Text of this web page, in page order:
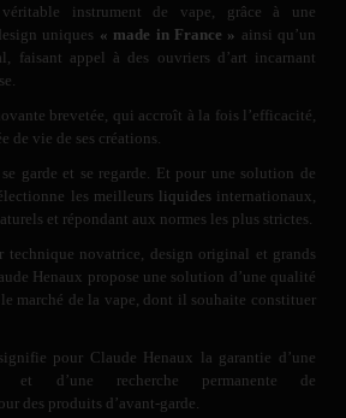
instrument de vape, grâce à une
uniques « made in France » ainsi qu’un
faisant appel à des ouvriers d’art incarnant
brevetée, qui accroît à la fois l’efficacité,
de vie de ses créations.
garde et se regarde. Et pour une solution de
les meilleurs liquidesinternationaux,
et répondant aux normes les plus strictes.
technique novatrice, design original et grands
Henaux propose une solution d’une qualité
marché de la vape, dont il souhaite constituer
pour Claude Henaux la garantie d’une
et d’une recherche permanente de
des produits d’avant-garde.